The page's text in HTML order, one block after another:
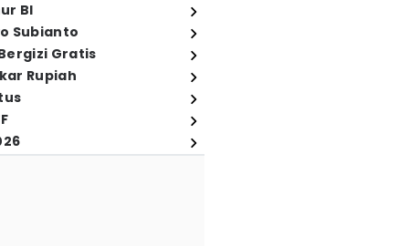
BI
Subianto
Gratis
Rupiah